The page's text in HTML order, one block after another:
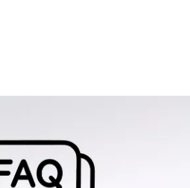
塗り替え
モルタル
リフォーム